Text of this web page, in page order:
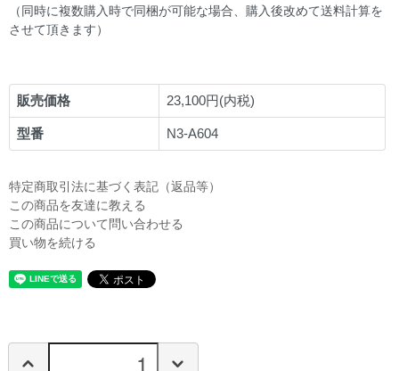
（同時に複数購入時で同梱が可能な場合、購入後改めて送料計算を
させて頂きます）
販売価格 23,100円(内税)
型番 N3-A604
特定商取引法に基づく表記（返品等）
この商品を友達に教える
この商品について問い合わせる
買い物を続ける